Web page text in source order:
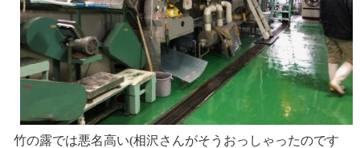
竹の露では悪名高い(相沢さんがそうおっしゃったのです